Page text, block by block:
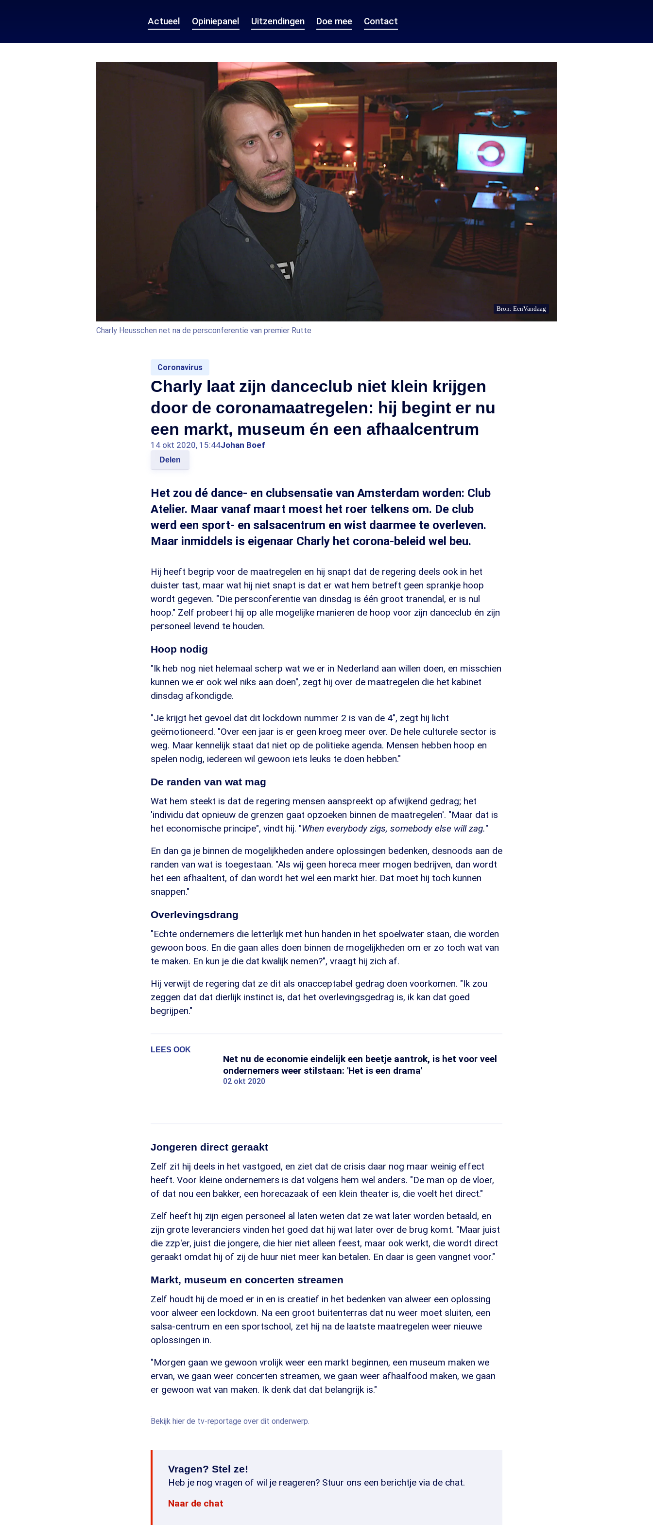
Actueel Opiniepanel Uitzendingen Doe mee Contact
Bron: EenVandaag
Charly Heusschen net na de persconferentie van premier Rutte
Coronavirus
Charly laat zijn danceclub niet klein krijgen
door de coronamaatregelen: hij begint er nu
een markt, museum én een afhaalcentrum
14 okt 2020, 15:44Johan Boef
Delen
Het zou dé dance- en clubsensatie van Amsterdam worden: Club
Atelier. Maar vanaf maart moest het roer telkens om. De club
werd een sport- en salsacentrum en wist daarmee te overleven.
Maar inmiddels is eigenaar Charly het corona-beleid wel beu.
Hij heeft begrip voor de maatregelen en hij snapt dat de regering deels ook in het
duister tast, maar wat hij niet snapt is dat er wat hem betreft geen sprankje hoop
wordt gegeven. "Die persconferentie van dinsdag is één groot tranendal, er is nul
hoop." Zelf probeert hij op alle mogelijke manieren de hoop voor zijn danceclub én zijn
personeel levend te houden.
Hoop nodig
"Ik heb nog niet helemaal scherp wat we er in Nederland aan willen doen, en misschien
kunnen we er ook wel niks aan doen", zegt hij over de maatregelen die het kabinet
dinsdag afkondigde.
"Je krijgt het gevoel dat dit lockdown nummer 2 is van de 4", zegt hij licht
geëmotioneerd. "Over een jaar is er geen kroeg meer over. De hele culturele sector is
weg. Maar kennelijk staat dat niet op de politieke agenda. Mensen hebben hoop en
spelen nodig, iedereen wil gewoon iets leuks te doen hebben."
De randen van wat mag
Wat hem steekt is dat de regering mensen aanspreekt op afwijkend gedrag; het
'individu dat opnieuw de grenzen gaat opzoeken binnen de maatregelen'. "Maar dat is
het economische principe", vindt hij. "When everybody zigs, somebody else will zag."
En dan ga je binnen de mogelijkheden andere oplossingen bedenken, desnoods aan de
randen van wat is toegestaan. "Als wij geen horeca meer mogen bedrijven, dan wordt
het een afhaaltent, of dan wordt het wel een markt hier. Dat moet hij toch kunnen
snappen."
Overlevingsdrang
"Echte ondernemers die letterlijk met hun handen in het spoelwater staan, die worden
gewoon boos. En die gaan alles doen binnen de mogelijkheden om er zo toch wat van
te maken. En kun je die dat kwalijk nemen?", vraagt hij zich af.
Hij verwijt de regering dat ze dit als onacceptabel gedrag doen voorkomen. "Ik zou
zeggen dat dat dierlijk instinct is, dat het overlevingsgedrag is, ik kan dat goed
begrijpen."
LEES OOK
Net nu de economie eindelijk een beetje aantrok, is het voor veel
ondernemers weer stilstaan: 'Het is een drama'
02 okt 2020
Jongeren direct geraakt
Zelf zit hij deels in het vastgoed, en ziet dat de crisis daar nog maar weinig effect
heeft. Voor kleine ondernemers is dat volgens hem wel anders. "De man op de vloer,
of dat nou een bakker, een horecazaak of een klein theater is, die voelt het direct."
Zelf heeft hij zijn eigen personeel al laten weten dat ze wat later worden betaald, en
zijn grote leveranciers vinden het goed dat hij wat later over de brug komt. "Maar juist
die zzp'er, juist die jongere, die hier niet alleen feest, maar ook werkt, die wordt direct
geraakt omdat hij of zij de huur niet meer kan betalen. En daar is geen vangnet voor."
Markt, museum en concerten streamen
Zelf houdt hij de moed er in en is creatief in het bedenken van alweer een oplossing
voor alweer een lockdown. Na een groot buitenterras dat nu weer moet sluiten, een
salsa-centrum en een sportschool, zet hij na de laatste maatregelen weer nieuwe
oplossingen in.
"Morgen gaan we gewoon vrolijk weer een markt beginnen, een museum maken we
ervan, we gaan weer concerten streamen, we gaan weer afhaalfood maken, we gaan
er gewoon wat van maken. Ik denk dat dat belangrijk is."
Bekijk hier de tv-reportage over dit onderwerp.
Vragen? Stel ze!
Heb je nog vragen of wil je reageren? Stuur ons een berichtje via de chat.
Naar de chat